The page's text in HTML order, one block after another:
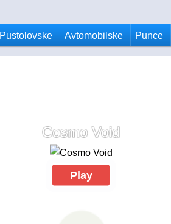
Pustolovske Avtomobilske Punce
Cosmo Void
Play